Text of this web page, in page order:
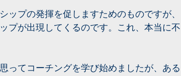
ップの発揮を促しますためのものですが、
プが出現してくるのです。これ、本当に不
ってコーチングを学び始めましたが、ある